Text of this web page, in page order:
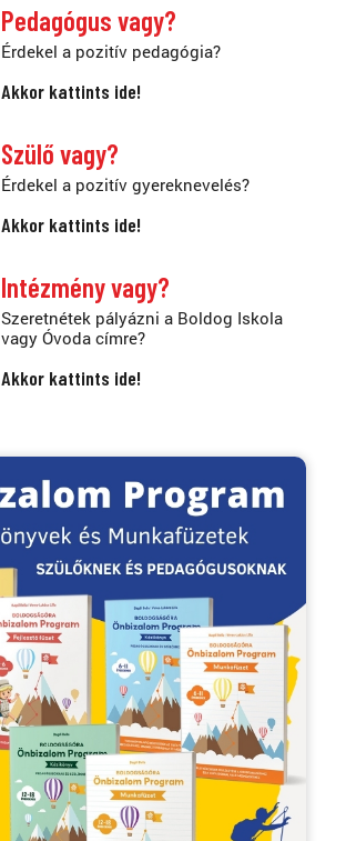
Pedagógus vagy?
Érdekel a pozitív pedagógia?
Akkor kattints ide!
Szülő vagy?
Érdekel a pozitív gyereknevelés?
Akkor kattints ide!
Intézmény vagy?
Szeretnétek pályázni a Boldog Iskola
vagy Óvoda címre?
Akkor kattints ide!